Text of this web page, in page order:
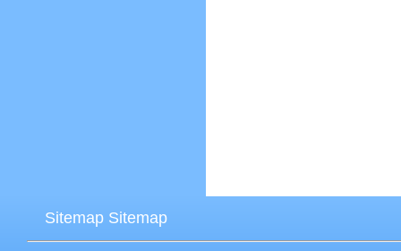
Sitemap Sitemap